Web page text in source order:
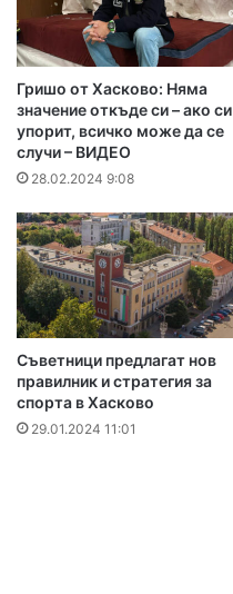
Гришо от Хасково: Няма
значение откъде си – ако си
упорит, всичко може да се
случи – ВИДЕО
28.02.2024 9:08
Съветници предлагат нов
правилник и стратегия за
спорта в Хасково
29.01.2024 11:01